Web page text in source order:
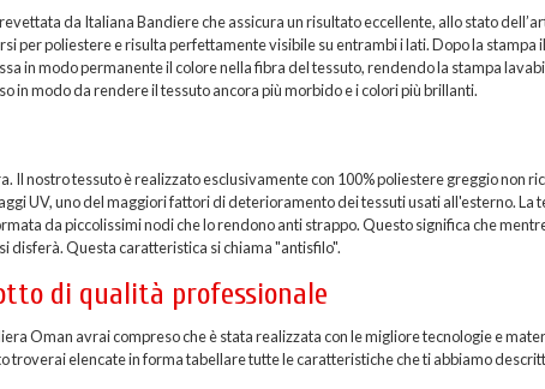
da Italiana Bandiere che assicura un risultato eccellente, allo stato
per poliestere e risulta perfettamente visibile su entrambi i lati. Dopo la stampa
in modo permanente il colore nella fibra del tessuto, rendendo la stampa
in modo da rendere il tessuto ancora più morbido e i colori più brillanti.
Il nostro tessuto è realizzato esclusivamente con 100% poliestere greggio non
UV, uno del maggiori fattori di deterioramento dei tessuti usati all'esterno. La
da piccolissimi nodi che lo rendono anti strappo. Questo significa che
disferà. Questa caratteristica si chiama "antisfilo".
di qualità professionale
Oman avrai compreso che è stata realizzata con le migliore tecnologie e
troverai elencate in forma tabellare tutte le caratteristiche che ti abbiamo